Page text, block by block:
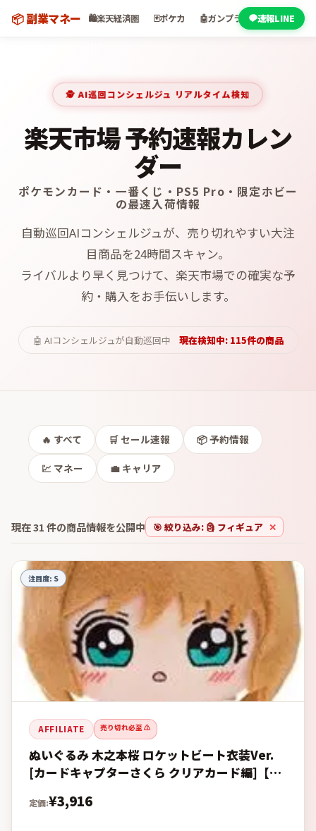
📦 副業マネー 🛍️楽天経済圏 🃏ポケカ 🤖ガンプラ 🏴‍☠️ワンピカー
速報LINE
🕵️ AI巡回コンシェルジュ リアルタイム検知
楽天市場 予約速報カレン
ダー
ポケモンカード・一番くじ・PS5 Pro・限定ホビー
の最速入荷情報
自動巡回AIコンシェルジュが、売り切れやすい大注
目商品を24時間スキャン。
ライバルより早く見つけて、楽天市場での確実な予
約・購入をお手伝いします。
🤖 AIコンシェルジュが自動巡回中 現在検知中: 115件の商品
🔥 すべて 🛒 セール速報 📦予約情報
💹 マネー 💼 キャリア
現在31件の商品情報を公開中 🎯 絞り込み: 🗿 フィギュア ✕
注目度: S
AFFILIATE 売り切れ必至 ⚠️
ぬいぐるみ 木之本桜 ロケットビート衣装Ver.
[カードキャプターさくら クリアカード編]【予
Amazon価格比較・発
定価:¥3,916